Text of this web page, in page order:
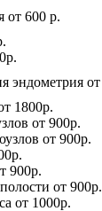
от 600 р.
эндометрия от
1800р.
от 900р.
от 900р.
900р.
от 900р.
от 1000р.